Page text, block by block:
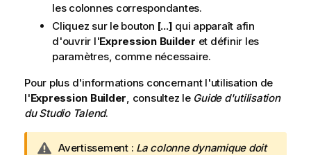
les colonnes correspondantes.
Cliquez sur le bouton [...] qui apparaît afin
d'ouvrir l'Expression Builder et définir les
paramètres, comme nécessaire.
Pour plus d'informations concernant l'utilisation de
l'Expression Builder , consultez le Guide d'utilisation
du Studio Talend.
N
Avertissement : La colonne dynamique doit